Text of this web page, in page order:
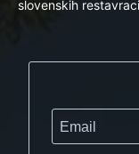
slovenskih